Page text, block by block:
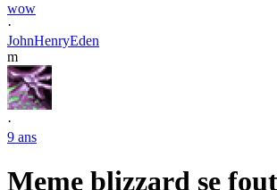
wow
·
JohnHenryEden
m
·
9 ans
Meme blizzard se